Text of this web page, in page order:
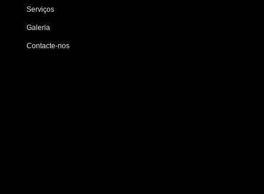
Serviços
Contacte-nos
Galeria